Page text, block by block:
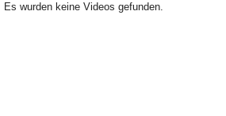
Es wurden keine Videos gefunden.